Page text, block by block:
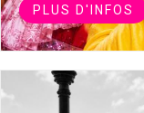
PLUS D'INFOS